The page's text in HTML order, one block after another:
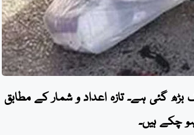
حد تک بڑھ گئی ہے۔ تازہ اعداد و شمار کے مطابق